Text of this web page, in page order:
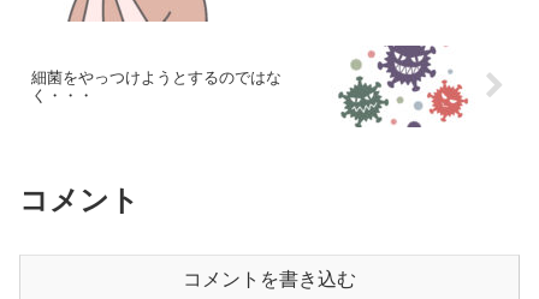
細菌をやっつけようとするのではな
く・・・
コメント
コメントを書き込む